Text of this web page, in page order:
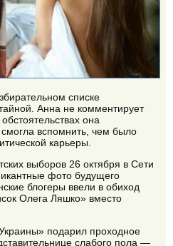
списке
Анна не комментирует
она
вспомнить, чем было
карьеры.
выборов 26 октября в Сети
фото будущего
блогеры ввели в обиход
Олега Ляшко» вместо
подарил проходное
слабого пола —